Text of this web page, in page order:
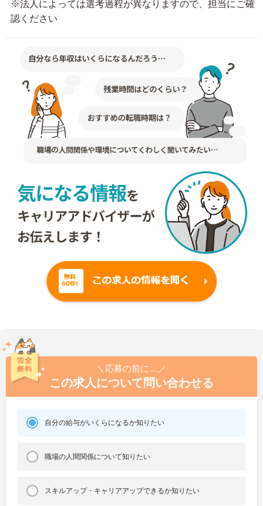
※法人によっては選考過程が異なりますので、担当にご確
認ください
＼応募の前に…／
この求人について問い合わせる
自分の給与がいくらになるか知りたい
職場の人間関係について知りたい
スキルアップ・キャリアアップできるか知りたい